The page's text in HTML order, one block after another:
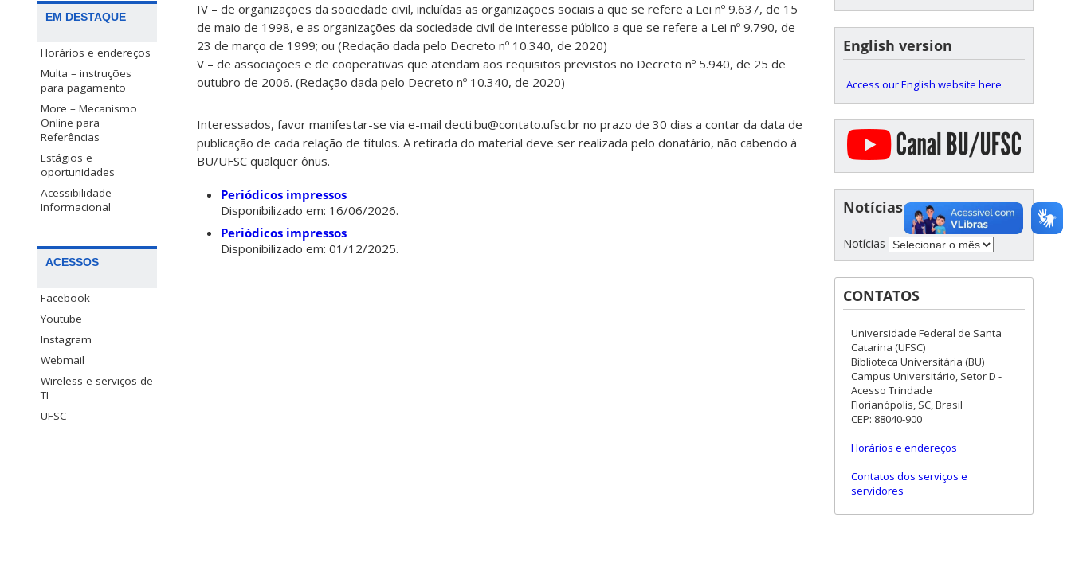
EM DESTAQUE
Horários e endereços
Multa – instruções
para pagamento
More – Mecanismo
Online para
Referências
Estágios e
oportunidades
Acessibilidade
Informacional
ACESSOS
Facebook
Youtube
Instagram
Webmail
Wireless e serviços de
TI
UFSC
IV – de organizações da sociedade civil, incluídas as organizações sociais a que se refere a Lei nº 9.637, de 15
de maio de 1998, e as organizações da sociedade civil de interesse público a que se refere a Lei nº 9.790, de
23 de março de 1999; ou (Redação dada pelo Decreto nº 10.340, de 2020)
V – de associações e de cooperativas que atendam aos requisitos previstos no Decreto nº 5.940, de 25 de
outubro de 2006. (Redação dada pelo Decreto nº 10.340, de 2020)
Interessados, favor manifestar-se via e-mail decti.bu@contato.ufsc.br no prazo de 30 dias a contar da data de
publicação de cada relação de títulos. A retirada do material deve ser realizada pelo donatário, não cabendo à
BU/UFSC qualquer ônus.
Periódicos impressos
Disponibilizado em: 16/06/2026.
Periódicos impressos
Disponibilizado em: 01/12/2025.
English version
Access our English website here
Notícias
Notícias
CONTATOS
Universidade Federal de Santa
Catarina (UFSC)
Biblioteca Universitária (BU)
Campus Universitário, Setor D -
Acesso Trindade
Florianópolis, SC, Brasil
CEP: 88040-900
Horários e endereços
Contatos dos serviços e
servidores